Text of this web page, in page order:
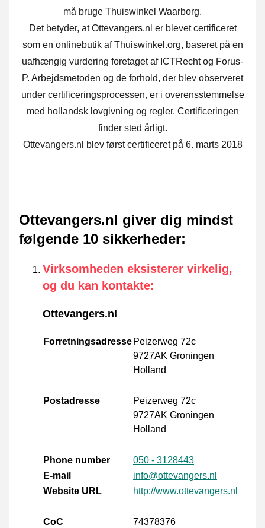
må bruge Thuiswinkel Waarborg.
Det betyder, at Ottevangers.nl er blevet certificeret
som en onlinebutik af Thuiswinkel.org, baseret på en
uafhængig vurdering foretaget af ICTRecht og Forus-
P. Arbejdsmetoden og de forhold, der blev observeret
under certificeringsprocessen, er i overensstemmelse
med hollandsk lovgivning og regler. Certificeringen
finder sted årligt.
Ottevangers.nl blev først certificeret på 6. marts 2018
Ottevangers.nl giver dig mindst
følgende 10 sikkerheder:
Virksomheden eksisterer virkelig,
og du kan kontakte:
Ottevangers.nl
Forretningsadresse Peizerweg 72c
9727AK Groningen
Holland
Postadresse
Peizerweg 72c
9727AK Groningen
Holland
Phone number
050 - 3128443
E-mail
info@ottevangers.nl
Website URL
http://www.ottevangers.nl
CoC
74378376